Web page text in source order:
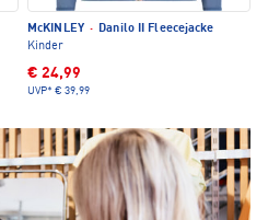
McKINLEY ·
Danilo II Fleecejacke
Kinder
€ 24,99
UVP* € 39,99